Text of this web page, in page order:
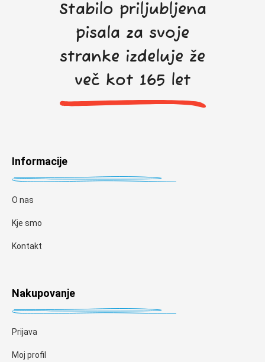
Stabilo priljubljena
pisala za svoje
stranke izdeluje že
več kot 165 let
Informacije
O nas
Kje smo
Kontakt
Nakupovanje
Prijava
Moj profil